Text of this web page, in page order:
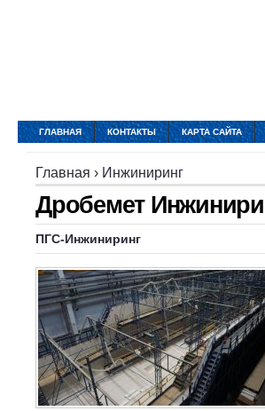
ГЛАВНАЯ КОНТАКТЫ КАРТА САЙТА
Главная › Инжиниринг
Дробемет
ПГС-Инжиниринг